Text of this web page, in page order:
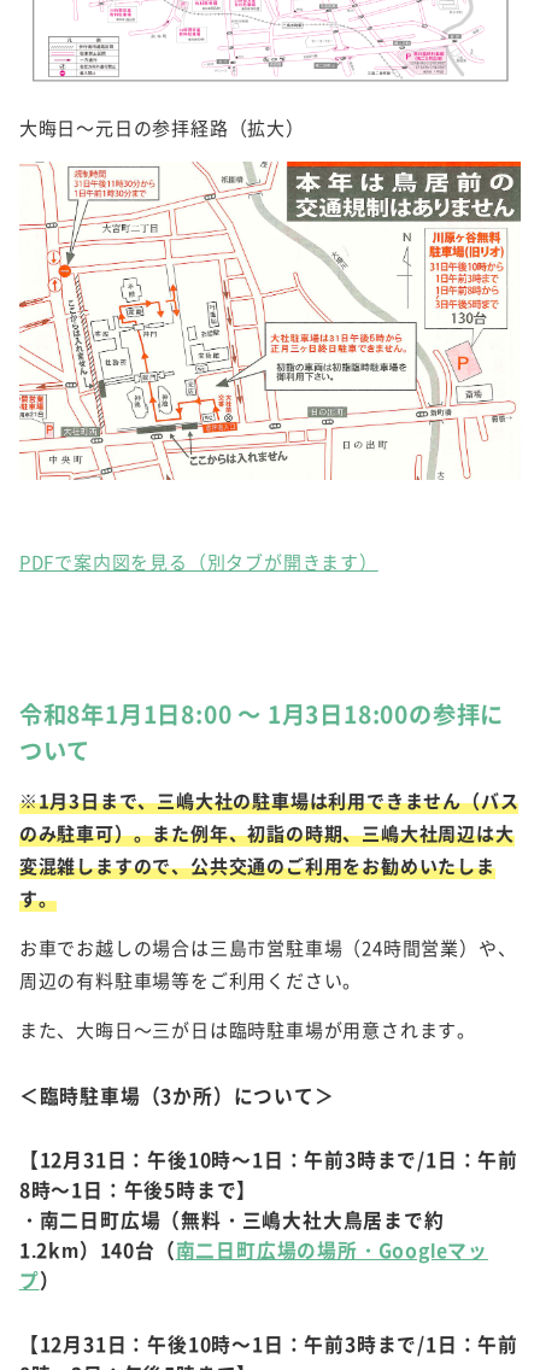
大晦日～元日の参拝経路（拡大）
PDFで案内図を見る（別タブが開きます）
令和8年1月1日8:00 ～ 1月3日18:00の参拝に
ついて
※1月3日まで、三嶋大社の駐車場は利用できません（バス
のみ駐車可）。また例年、初詣の時期、三嶋大社周辺は大
変混雑しますので、公共交通のご利用をお勧めいたしま
す。
お車でお越しの場合は三島市営駐車場（24時間営業）や、
周辺の有料駐車場等をご利用ください。
また、大晦日～三が日は臨時駐車場が用意されます。
＜臨時駐車場（3か所）について＞
【12月31日：午後10時～1日：午前3時まで/1日：午前
8時～1日：午後5時まで】
・南二日町広場（無料・三嶋大社大鳥居まで約
1.2km）140台（南二日町広場の場所・Googleマッ
プ）
【12月31日：午後10時～1日：午前3時まで/1日：午前